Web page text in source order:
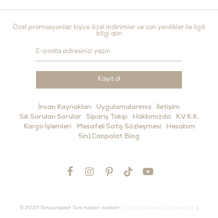
Özel promosyonlar, kişiye özel indirimler ve son yenilikler ile ilgili
bilgi alın
Kayıt ol
İnsan Kaynakları Uygulamalarımız
İletişim
Sık Sorulan Sorular
Sipariş Takip Hakkımızda
K.V.K.K.
Kargo İşlemleri
Mesafeli Satış Sözleşmesi
Hesabım
5in1Canpolat Blog
© 2023 5in1canpolat Tüm hakları saklıdır Gizlilik Politikası ve Çerezler